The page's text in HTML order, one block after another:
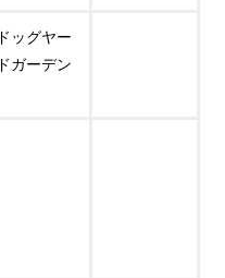
ドッグヤー
ドガーデン